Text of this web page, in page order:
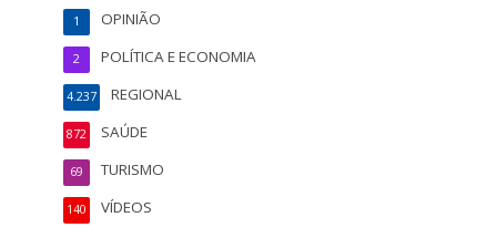
OPINIÃO
1
POLÍTICA E ECONOMIA
2
REGIONAL
4.237
SAÚDE
872
TURISMO
69
VÍDEOS
140